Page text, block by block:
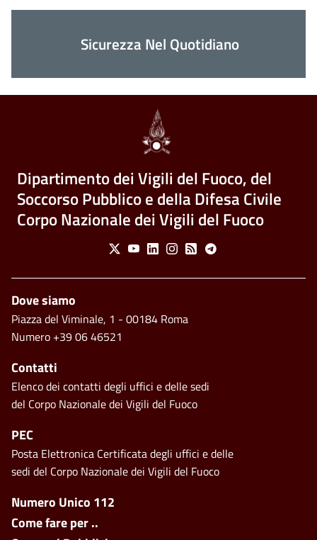
Sicurezza Nel Quotidiano
Dipartimento dei Vigili del Fuoco, del
Soccorso Pubblico e della Difesa Civile
Corpo Nazionale dei Vigili del Fuoco
Social Menu
X YoutubeLinkedinInstagram
Feed Telegram
Footer side menu
Numero Unico 112
Come fare per ..
Piè di pagina
Dove siamo
Piazza del Viminale, 1 - 00184 Roma
Numero +39 06 46521
Contatti
Elenco dei contatti degli uffici e delle sedi
del Corpo Nazionale dei Vigili del Fuoco
PEC
Posta Elettronica Certificata degli uffici e delle
sedi del Corpo Nazionale dei Vigili del Fuoco